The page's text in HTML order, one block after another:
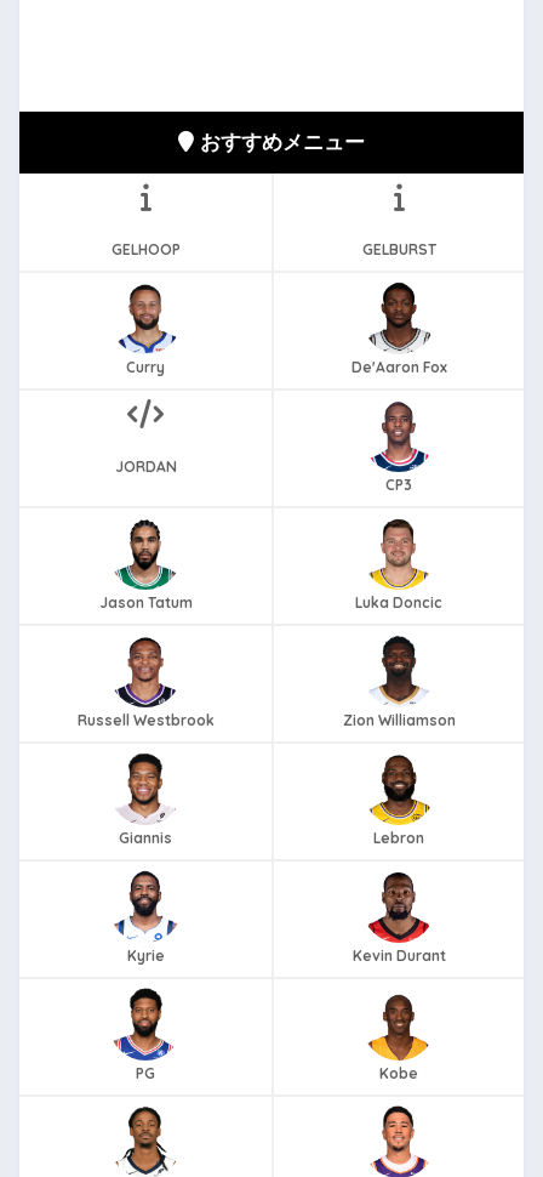
おすすめメニュー
GELHOOP GELBURST
Curry De'Aaron Fox
JORDAN
CP3
Jason Tatum Luka Doncic
Russell Westbrook Zion Williamson
Giannis Lebron
Kyrie Kevin Durant
PG Kobe